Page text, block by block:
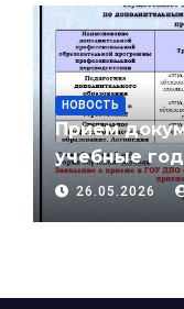
НОВОСТЬ
Прием
учебные
26.05.2026